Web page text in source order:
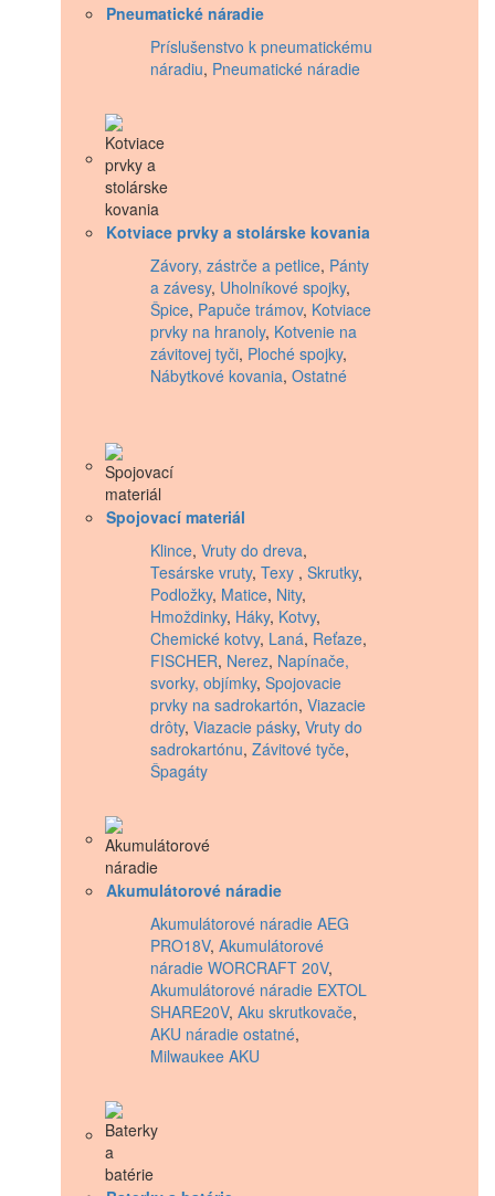
Pneumatické náradie
Príslušenstvo k pneumatickému
náradiu, Pneumatické náradie
Kotviace prvky a stolárske kovania
Závory, zástrče a petlice, Pánty
a závesy, Uholníkové spojky,
Špice, Papuče trámov, Kotviace
prvky na hranoly, Kotvenie na
závitovej tyči, Ploché spojky,
Nábytkové kovania, Ostatné
Spojovací materiál
Klince, Vruty do dreva,
Tesárske vruty, Texy , Skrutky,
Podložky, Matice, Nity,
Hmoždinky, Háky, Kotvy,
Chemické kotvy, Laná, Reťaze,
FISCHER, Nerez, Napínače,
svorky, objímky, Spojovacie
prvky na sadrokartón, Viazacie
drôty, Viazacie pásky, Vruty do
sadrokartónu, Závitové tyče,
Špagáty
Akumulátorové náradie
Akumulátorové náradie AEG
PRO18V, Akumulátorové
náradie WORCRAFT 20V,
Akumulátorové náradie EXTOL
SHARE20V, Aku skrutkovače,
AKU náradie ostatné,
Milwaukee AKU